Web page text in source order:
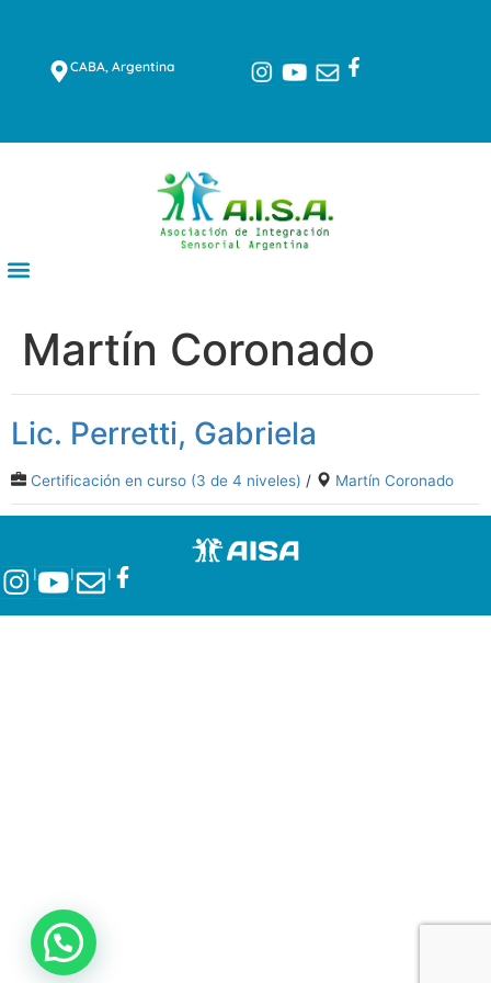
CABA, Argentina
Martín Coronado
Lic. Perretti, Gabriela
Certificación en curso (3 de 4 niveles) / Martín Coronado
l l l